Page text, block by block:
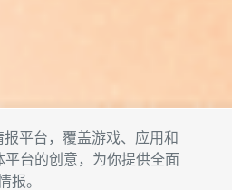
平台，覆盖游戏、应用和
平台的创意，为你提供全面
报。